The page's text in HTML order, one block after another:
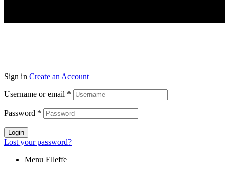
Sign in Create an Account
Username or email *
Password *
Login
Lost your password?
Menu Elleffe